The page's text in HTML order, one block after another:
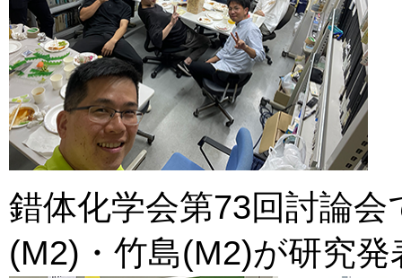
錯体化学会第73回討論
(M2)・竹島(M2)が研究